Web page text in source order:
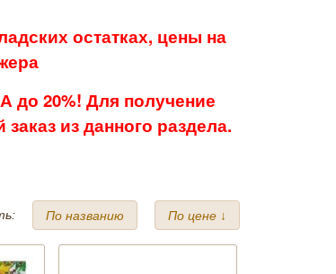
остатках, цены на
до 20%! Для получение
из данного раздела.
По названию По цене ↓